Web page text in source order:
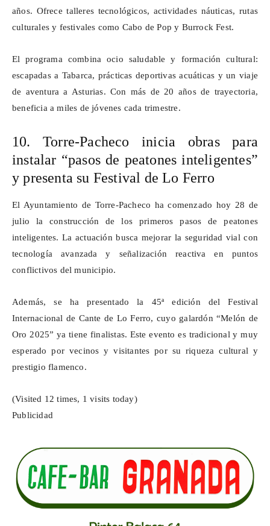
años. Ofrece talleres tecnológicos, actividades náuticas, rutas
culturales y festivales como Cabo de Pop y Burrock Fest.
El programa combina ocio saludable y formación cultural:
escapadas a Tabarca, prácticas deportivas acuáticas y un viaje
de aventura a Asturias. Con más de 20 años de trayectoria,
beneficia a miles de jóvenes cada trimestre.
10. Torre‑Pacheco inicia obras para
instalar “pasos de peatones inteligentes”
y presenta su Festival de Lo Ferro
El Ayuntamiento de Torre-Pacheco ha comenzado hoy 28 de
julio la construcción de los primeros pasos de peatones
inteligentes. La actuación busca mejorar la seguridad vial con
tecnología avanzada y señalización reactiva en puntos
conflictivos del municipio.
Además, se ha presentado la 45ª edición del Festival
Internacional de Cante de Lo Ferro, cuyo galardón “Melón de
Oro 2025” ya tiene finalistas. Este evento es tradicional y muy
esperado por vecinos y visitantes por su riqueza cultural y
prestigio flamenco.
(Visited 12 times, 1 visits today)
Publicidad